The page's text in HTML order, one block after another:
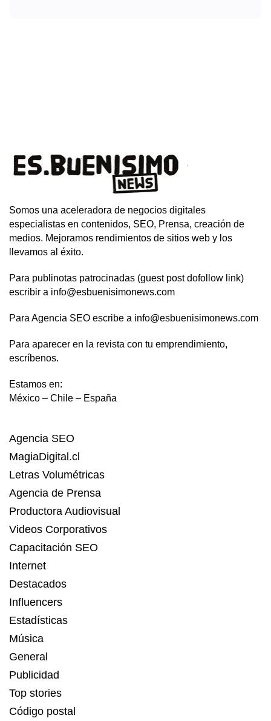
Somos una aceleradora de negocios digitales
especialistas en contenidos, SEO, Prensa, creación de
medios. Mejoramos rendimientos de sitios web y los
llevamos al éxito.
Para publinotas patrocinadas (guest post dofollow link)
escribir a info@esbuenisimonews.com
Para Agencia SEO escribe a info@esbuenisimonews.com
Para aparecer en la revista con tu emprendimiento,
escríbenos.
Estamos en:
México – Chile – España
Agencia SEO
MagiaDigital.cl
Letras Volumétricas
Agencia de Prensa
Productora Audiovisual
Videos Corporativos
Capacitación SEO
Internet
Destacados
Influencers
Estadísticas
Música
General
Publicidad
Top stories
Código postal